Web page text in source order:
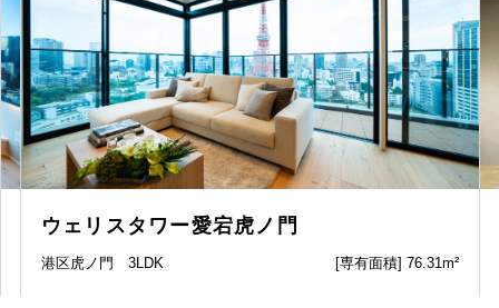
ウェリスタワー愛宕虎ノ門
港区虎ノ門 3LDK [専有面積] 76.31m²